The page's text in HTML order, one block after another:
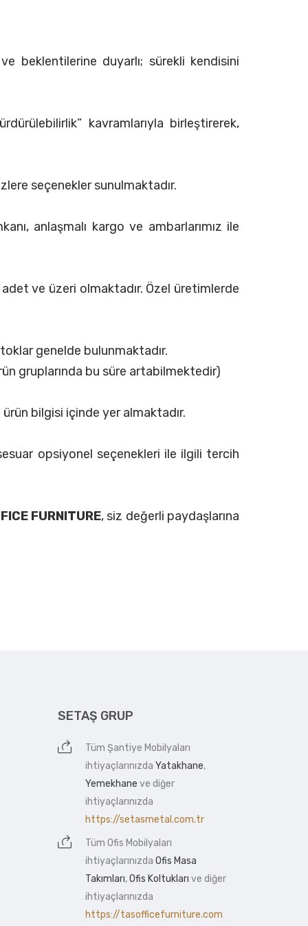
beklentilerine duyarlı; sürekli kendisini
kavramlarıyla birleştirerek,
seçenekler sunulmaktadır.
anlaşmalı kargo ve ambarlarımız ile
ve üzeri olmaktadır. Özel üretimlerde
genelde bulunmaktadır.
gruplarında bu süre artabilmektedir)
bilgisi içinde yer almaktadır.
opsiyonel seçenekleri ile ilgili tercih
FURNITURE, siz değerli paydaşlarına
SETAŞ GRUP
TümŞantiye Mobilyaları
ihtiyaçlarınızdaYatakhane,
Yemekhane ve diğer
ihtiyaçlarınızda
https://setasmetal.com.tr
TümOfis Mobilyaları
ihtiyaçlarınızdaOfis Masa
Takımları,Ofis Koltukları ve diğer
ihtiyaçlarınızda
https://tasofficefurniture.com